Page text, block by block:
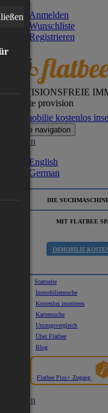
Anmelden
Wunschliste
Registrieren
PROVISIONSFREIE
gesamte provision
Immobilie kostenlos
Toggle navigation
German
English
German
DIE
MIT FLATBEE
IMMOBILIE
Startseite
Immobiliensuche
Kostenlos inserieren
Kartensuche
Umzugsvergleich
Über Flatbee
Blog
Flatbee Plus+ Zugang
German